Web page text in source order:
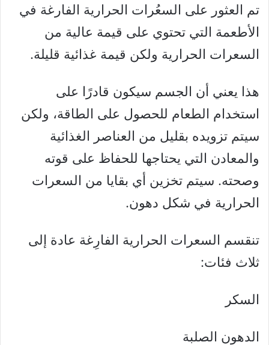
تم العثور على السعُرات الحرارية الفارغة في
الأطعمة التي تحتوي على قيمة عالية من
السعرات الحرارية ولكن قيمة غذائية قليلة.
هذا يعني أن الجسم سيكون قادرًا على
استخدام الطعام للحصول على الطاقة، ولكن
سيتم تزويده بقليل من العناصر الغذائية
والمعادن التي يحتاجها للحفاظ على قوته
وصحته. سيتم تخزين أي بقايا من السعرات
الحرارية في شكل دهون.
تنقسم السعرات الحرارية الفارِغة عادة إلى
ثلاث فئات:
السكر
الدهون الصلبة